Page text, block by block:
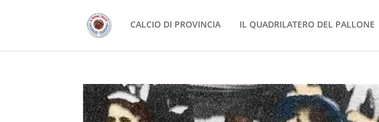
CALCIO DI PROVINCIA IL QUADRILATERO DEL PALLONE